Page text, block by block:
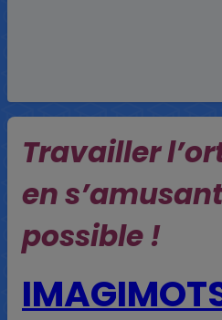
Travailler
en
possible !